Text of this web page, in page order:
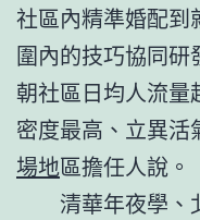
社區內精準婚配到
圍內的技巧協同研
朝社區日均人流量
密度最高、立異活
場地區擔任人說。
清華年夜學、